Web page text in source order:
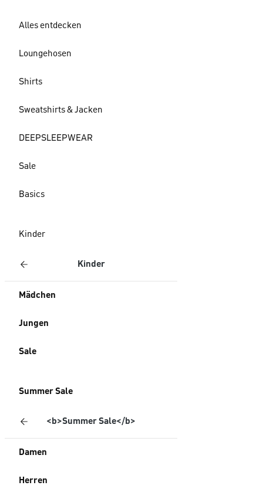
Alles entdecken
Loungehosen
Shirts
Sweatshirts & Jacken
DEEPSLEEPWEAR
Sale
Basics
Kinder
Kinder
Mädchen
Jungen
Sale
Summer Sale
<b>Summer Sale</b>
Damen
Herren